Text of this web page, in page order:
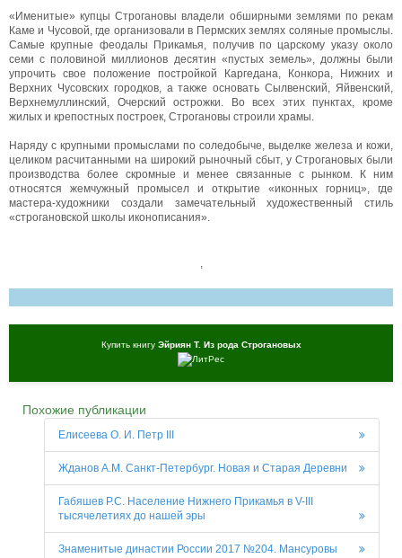
«Именитые» купцы Строгановы владели обширными землями по рекам
Каме и Чусовой, где организовали в Пермских землях соляные промыслы.
Самые крупные феодалы Прикамья, получив по царскому указу около
семи с половиной миллионов десятин «пустых земель», должны были
упрочить свое положение постройкой Каргедана, Конкора, Нижних и
Верхних Чусовских городков, а также основать Сылвенский, Яйвенский,
Верхнемуллинский, Очерский острожки. Во всех этих пунктах, кроме
жилых и крепостных построек, Строгановы строили храмы.
Наряду с крупными промыслами по соледобыче, выделке железа и кожи,
целиком расчитанными на широкий рыночный сбыт, у Строгановых были
производства более скромные и менее связанные с рынком. К ним
относятся жемчужный промысел и открытие «иконных горниц», где
мастера-художники создали замечательный художественный стиль
«строгановской школы иконописания».
,
Купить книгу Эйриян Т. Из рода Строгановых
Похожие публикации
Елисеева О. И. Петр III
Жданов A.M. Санкт-Петербург. Новая и Старая Деревни
Габяшев Р.С. Население Нижнего Прикамья в V-III
тысячелетиях до нашей эры
Знаменитые династии России 2017 №204. Мансуровы